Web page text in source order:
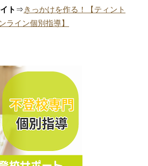
ト ⇒きっかけを作る！【ティント
イン個別指導】